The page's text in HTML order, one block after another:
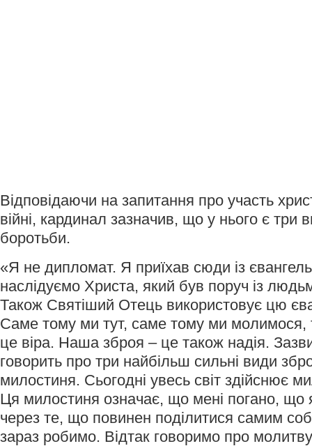
Відповідаючи на запитання про участь
війні, кардинал зазначив, що у нього є три
боротьби.
«Я не дипломат. Я приїхав сюди із
наслідуємо Христа, який був поруч із
Також Святіший Отець використовує цю
Саме тому ми тут, саме тому ми
це віра. Наша зброя – це також надія.
говорить про три найбільш сильні види
милостиня. Сьогодні увесь світ здійснює
Ця милостиня означає, що мені погано,
через те, що повинен поділитися самим
зараз робимо. Відтак говоримо про